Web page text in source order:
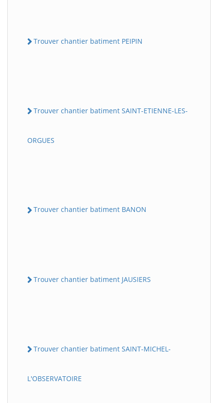
Trouver chantier batiment PEIPIN
Trouver chantier batiment SAINT-ETIENNE-LES-
ORGUES
Trouver chantier batiment BANON
Trouver chantier batiment JAUSIERS
Trouver chantier batiment SAINT-MICHEL-
L'OBSERVATOIRE